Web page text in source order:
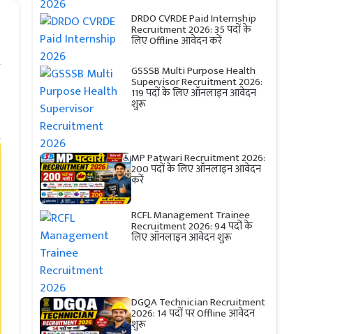
DRDO CVRDE Paid Internship
Recruitment 2026: 35 पदों के
लिए Offline आवेदन करें
GSSSB Multi Purpose Health
Supervisor Recruitment 2026:
119 पदों के लिए ऑनलाइन आवेदन
शुरू
MP Patwari Recruitment 2026:
200 पदों के लिए ऑनलाइन आवेदन
करें
RCFL Management Trainee
Recruitment 2026: 94 पदों के
लिए ऑनलाइन आवेदन शुरू
DGQA Technician Recruitment
2026: 14 पदों पर Offline आवेदन
शुरू